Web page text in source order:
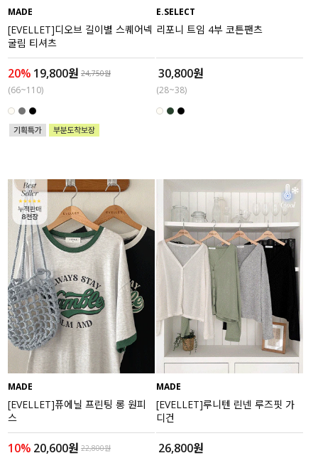
MADE
[EVELLET]디오브 길이별 스퀘어넥
굴림 티셔츠
20% 19,800원 24,750원
(66~110)
E.SELECT
리포니 트임 4부 코튼팬츠
30,800원
(28~38)
MADE
[EVELLET]퓨에닐 프린팅 롱 원피
스
10% 20,600원 22,800원
MADE
[EVELLET]루니텐 린넨 루즈핏 가
디건
26,800원